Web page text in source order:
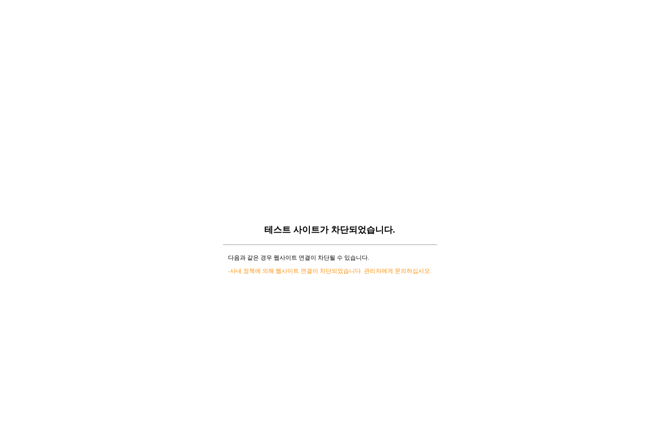
테스트 사이트가 차단되었습니다.
다음과 같은 경우 웹사이트 연결이 차단될 수 있습니다.
-사내 정책에 의해 웹사이트 연결이 차단되었습니다. 관리자에게 문의하십시오.